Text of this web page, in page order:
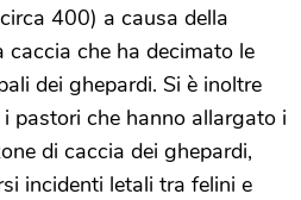
400) a causa della
che ha decimato le
dei ghepardi. Si è inoltre
pastori che hanno allargato i
di caccia dei ghepardi,
incidenti letali tra felini e